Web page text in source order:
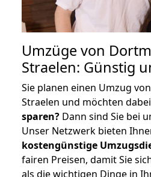
Umzüge von
Straelen: Günstig
Sie planen einen Umzug
Straelen und möchten
sparen? Dann sind Sie bei
Unser Netzwerk bieten
kostengünstige
fairen Preisen, damit Sie
als die wichtigen Dinge in